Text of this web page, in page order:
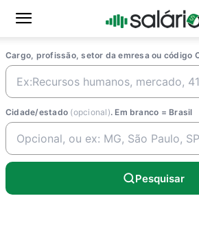
Cargo, profissão, setor da emresa ou código
Cidade/estado (opcional). Em branco = Brasil
Pesquisar